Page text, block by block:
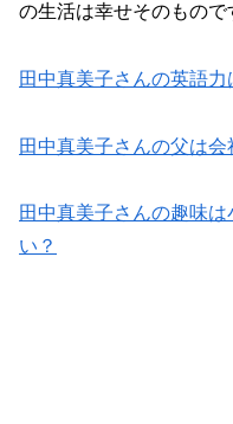
の生活は幸せそのもので
田中真美子さんの英語力
田中真美子さんの父は会
田中真美子さんの趣味
い？